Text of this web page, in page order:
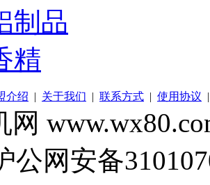
制品
精
介绍 | 关于我们 | 联系方式 | 使用协议
网
公网安备